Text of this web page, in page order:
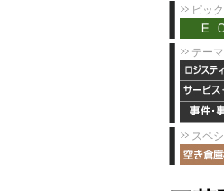
ピッ
テー
スペ